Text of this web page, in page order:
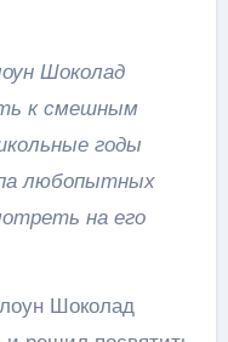
Шоколад
к смешным
годы
любопытных
на его
Шоколад